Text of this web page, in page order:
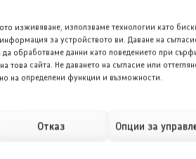
изживяване, използваме технологии като
за устройството ви. Даване на
обработваме данни като поведението при
това сайта. Не даването на съгласие или
на определени функции и възможности.
Отказ Опции за
обща мощност от 519 к.с.
включва и въздушно окачване.
увеличава мощността до 739